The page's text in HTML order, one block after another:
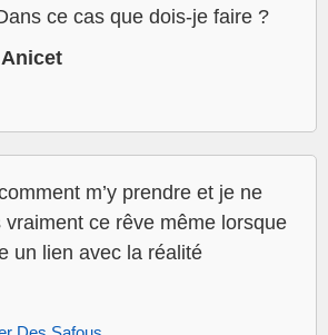
ce cas que dois-je faire ?
m’y prendre et je ne
ce rêve même lorsque
un lien avec la réalité